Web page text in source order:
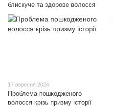
блискуче та здорове волосся
17 вересня 2024
Проблема пошкодженого
волосся крізь призму історії